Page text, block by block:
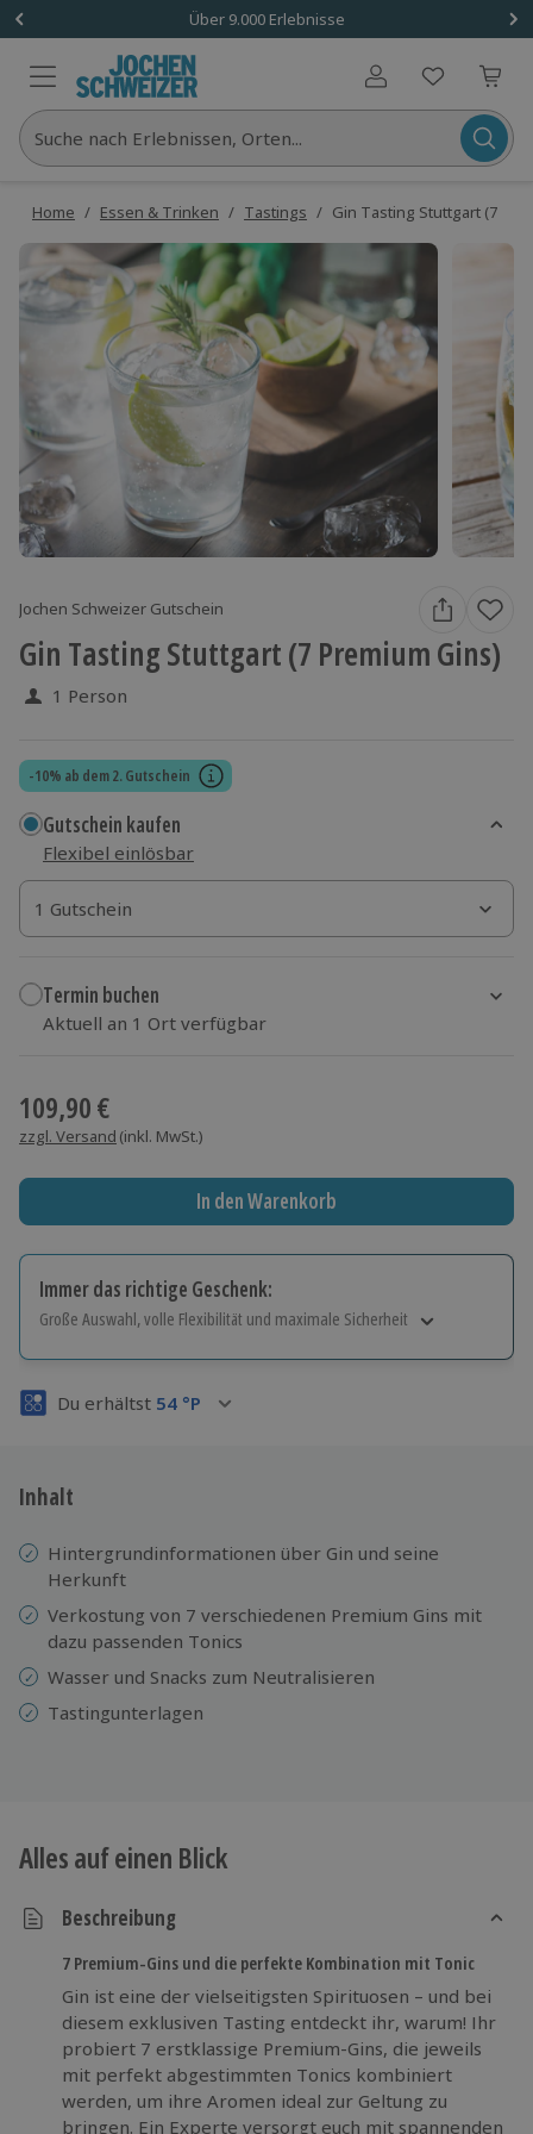
Über 9.000 Erlebnisse
Benutzerkonto
Suche nach Erlebnissen, Orten...
Home / Essen & Trinken / Tastings / Gin Tasting Stuttgart (7
Jochen Schweizer Gutschein
Gin Tasting Stuttgart (7 Premium Gins)
1 Person
-10% ab dem 2. Gutschein
Gutschein kaufen
Flexibel einlösbar
1 Gutschein
1 Gutschein
1 Gutschein
Termin buchen
Aktuell an 1 Ort verfügbar
109,90 €
zzgl. Versand (inkl. MwSt.)
In den Warenkorb
Immer das richtige Geschenk:
Große Auswahl, volle Flexibilität und maximale Sicherheit
Volle Flexibilität
3 Jahre gültig & verlängerbar.
Du erhältst 54 °P
Inhalt
Hintergrundinformationen über Gin und seine
Herkunft
Verkostung von 7 verschiedenen Premium Gins mit
dazu passenden Tonics
Wasser und Snacks zum Neutralisieren
Tastingunterlagen
Alles auf einen Blick
Beschreibung
7 Premium-Gins und die perfekte Kombination mit Tonic
Gin ist eine der vielseitigsten Spirituosen – und bei
diesem exklusiven Tasting entdeckt ihr, warum! Ihr
probiert 7 erstklassige Premium-Gins, die jeweils
mit perfekt abgestimmten Tonics kombiniert
werden, um ihre Aromen ideal zur Geltung zu
bringen. Ein Experte versorgt euch mit spannenden